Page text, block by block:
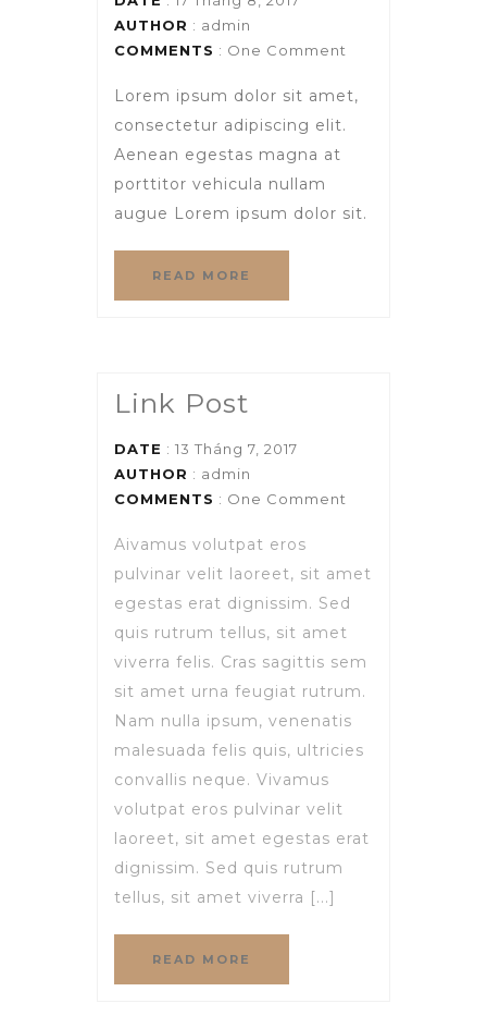
AUTHOR : admin
COMMENTS : One Comment
Lorem ipsum dolor sit amet,
consectetur adipiscing elit.
Aenean egestas magna at
porttitor vehicula nullam
augue Lorem ipsum dolor sit.
READ MORE
Link Post
DATE : 13 Tháng 7, 2017
AUTHOR : admin
COMMENTS : One Comment
Aivamus volutpat eros
pulvinar velit laoreet, sit amet
egestas erat dignissim. Sed
quis rutrum tellus, sit amet
viverra felis. Cras sagittis sem
sit amet urna feugiat rutrum.
Nam nulla ipsum, venenatis
malesuada felis quis, ultricies
convallis neque. Vivamus
volutpat eros pulvinar velit
laoreet, sit amet egestas erat
dignissim. Sed quis rutrum
tellus, sit amet viverra [...]
READ MORE